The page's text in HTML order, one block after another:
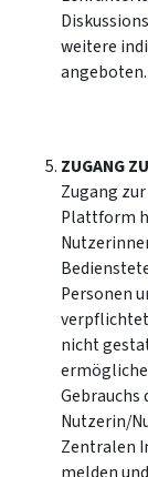
weitere
angeboten.
ZUGANG
Zugang
Plattform
Personen
nicht
Gebrauchs
Nutzerin/
Zentralen